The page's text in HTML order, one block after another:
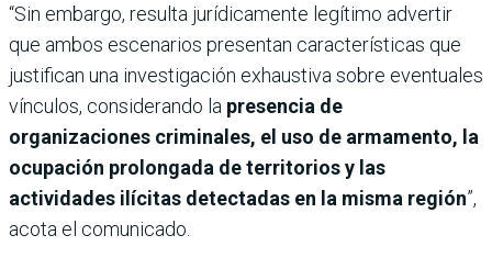
“Sin embargo, resulta jurídicamente legítimo advertir
que ambos escenarios presentan características que
justifican una investigación exhaustiva sobre eventuales
vínculos, considerando la presencia de
organizaciones criminales, el uso de armamento, la
ocupación prolongada de territorios y las
actividades ilícitas detectadas en la misma región”,
acota el comunicado.